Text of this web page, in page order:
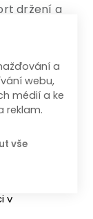
držení a
vám jistě
o 360° a
v
a
webu,
médií a ke
reklam.
vše